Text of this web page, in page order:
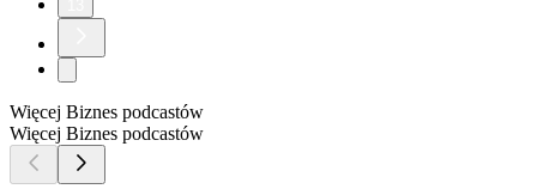
Więcej Biznes podcastów
Więcej Biznes podcastów